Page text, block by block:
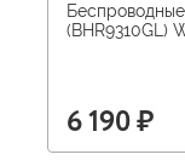
(BHR9310GL)
6 190 ₽